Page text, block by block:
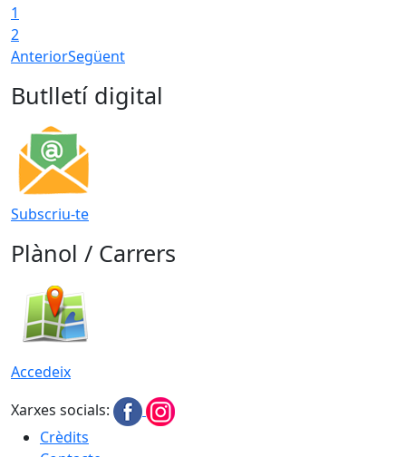
1
2
AnteriorSegüent
Butlletí digital
Subscriu-te
Plànol / Carrers
Accedeix
Xarxes socials:
Crèdits